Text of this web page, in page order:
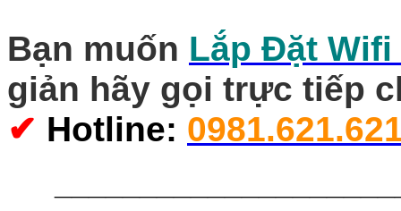
Bạn muốn Lắp Đặt
giản hãy gọi trực tiếp
✔ Hotline: